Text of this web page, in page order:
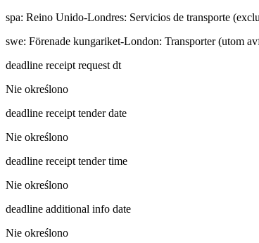
spa: Reino Unido-Londres: Servicios de transporte
swe: Förenade kungariket-London: Transporter (utom
deadline receipt request dt
Nie określono
deadline receipt tender date
Nie określono
deadline receipt tender time
Nie określono
deadline additional info date
Nie określono